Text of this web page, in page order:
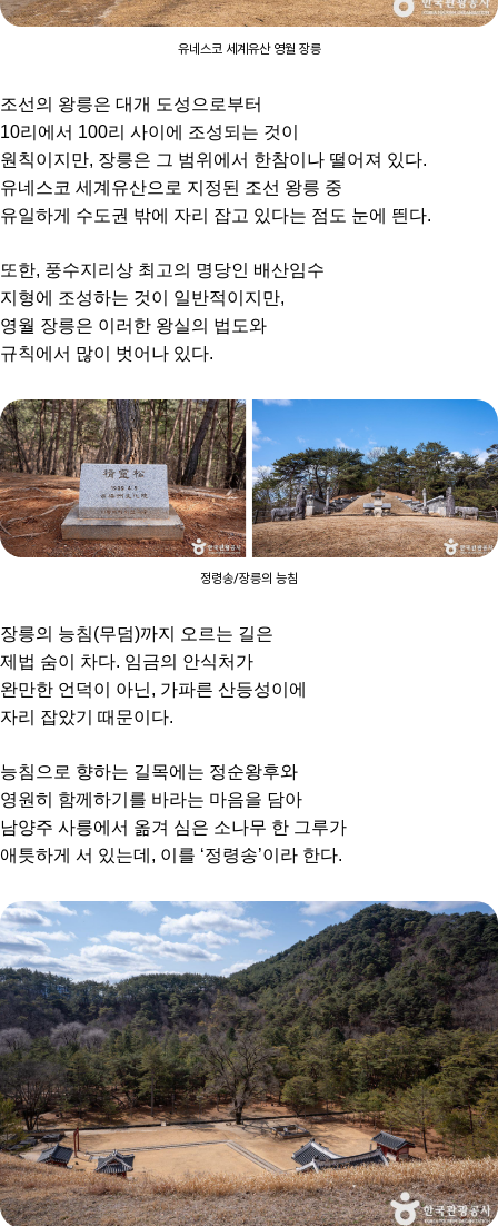
유네스코 세계유산 영월 장릉
조선의 왕릉은 대개 도성으로부터
10리에서 100리 사이에 조성되는 것이
원칙이지만, 장릉은 그 범위에서 한참이나 떨어져 있다.
유네스코 세계유산으로 지정된 조선 왕릉 중
유일하게 수도권 밖에 자리 잡고 있다는 점도 눈에 띈다.
또한, 풍수지리상 최고의 명당인 배산임수
지형에 조성하는 것이 일반적이지만,
영월 장릉은 이러한 왕실의 법도와
규칙에서 많이 벗어나 있다.
정령송/장릉의 능침
장릉의 능침(무덤)까지 오르는 길은
제법 숨이 차다. 임금의 안식처가
완만한 언덕이 아닌, 가파른 산등성이에
자리 잡았기 때문이다.
능침으로 향하는 길목에는 정순왕후와
영원히 함께하기를 바라는 마음을 담아
남양주 사릉에서 옮겨 심은 소나무 한 그루가
애틋하게 서 있는데, 이를 ‘정령송’이라 한다.